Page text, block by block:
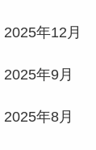
2025年12月
2025年9月
2025年8月